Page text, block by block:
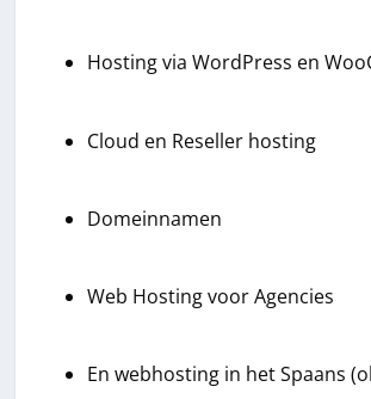
Hosting via WordPress en
Cloud en Reseller hosting
Domeinnamen
Web Hosting voor Agencies
En webhosting in het Spaans